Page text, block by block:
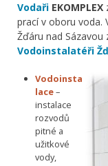
Vodaři EKOMPLEX
prací v oboru voda.
Žďáru nad
Vodoinstalatéři
Vodoinsta
lace–
instalace
rozvodů
pitné a
užitkové
vody,